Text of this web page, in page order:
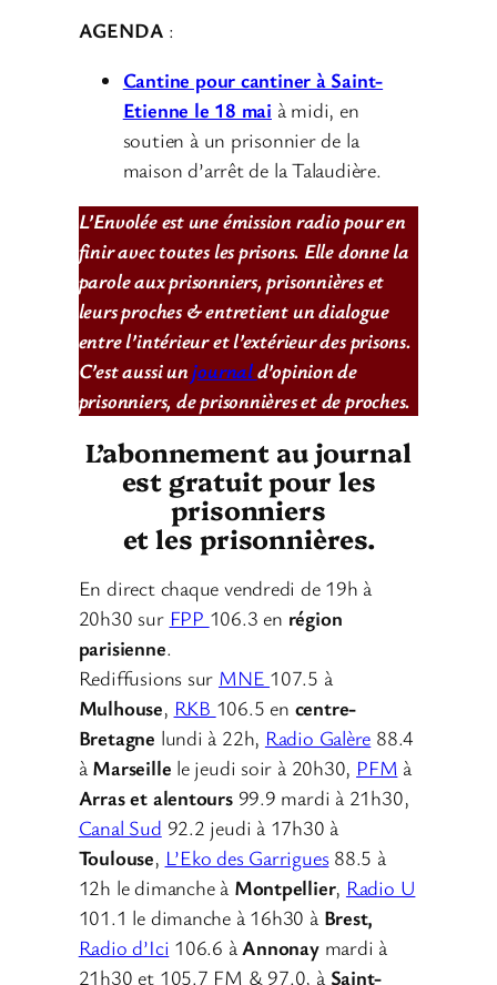
AGENDA :
Cantine pour cantiner à Saint-
Etienne le 18 mai à midi, en
soutien à un prisonnier de la
maison d’arrêt de la Talaudière.
L’Envolée est une émission radio pour en
finir avec toutes les prisons. Elle donne la
parole aux prisonniers, prisonnières et
leurs proches & entretient un dialogue
entre l’intérieur et l’extérieur des prisons.
C’est aussi unjournald’opinion de
prisonniers, de prisonnières et de proches.
L’abonnement au journal
est gratuit pour les
prisonniers
et les prisonnières.
En direct chaque vendredi de 19h à
20h30 sur FPP 106.3 en région
parisienne.
Rediffusions sur MNE 107.5 à
Mulhouse, RKB 106.5 en centre-
Bretagne lundi à 22h, Radio Galère 88.4
à Marseille le jeudi soir à 20h30, PFM à
Arras et alentours99.9 mardi à 21h30,
Canal Sud 92.2 jeudi à 17h30 à
Toulouse, L’Eko des Garrigues88.5 à
12h le dimanche à Montpellier, Radio U
101.1 le dimanche à 16h30 à Brest,
Radio d’Ici 106.6 àAnnonay mardi à
21h30 et 105.7 FM & 97.0, à Saint-